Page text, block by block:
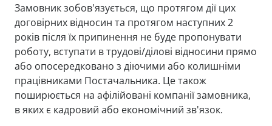
Замовник зобов'язується, що протягом дії цих
договірних відносин та протягом наступних 2
років після їх припинення не буде пропонувати
роботу, вступати в трудові/ділові відносини прямо
або опосередковано з діючими або колишніми
працівниками Постачальника. Це також
поширюється на афілійовані компанії замовника,
в яких є кадровий або економічний зв'язок.